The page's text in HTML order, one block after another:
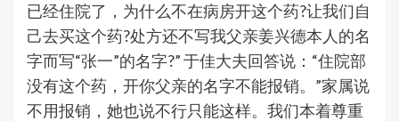
已经住院了，为什么不在病房开这个药?让我们自
己去买这个药?处方还不写我父亲姜兴德本人的名
字而写“张一”的名字?” 于佳大夫回答说：“住院部
没有这个药，开你父亲的名字不能报销。”家属说
不用报销，她也说不行只能这样。我们本着尊重